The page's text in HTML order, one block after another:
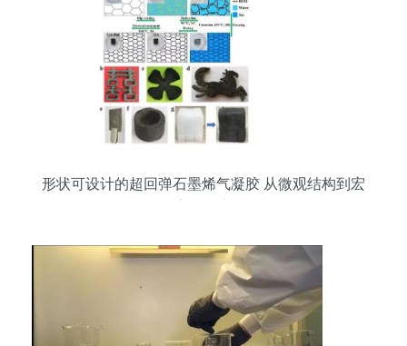
形状可设计的超回弹石墨烯气凝胶 从微观结构到宏